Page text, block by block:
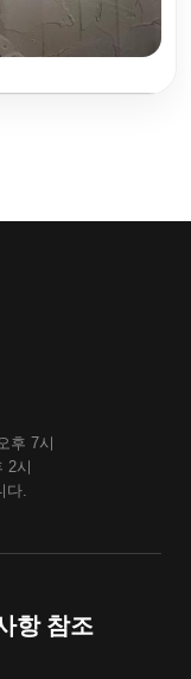
후 7시
2시
다.
항 참조